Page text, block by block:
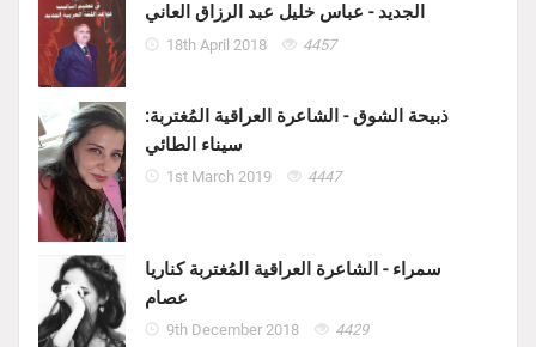
الجديد - عباس خليل عبد الرزاق العاني
18th April 2018 4457
ذبيحة الشوق - الشاعرة العراقية المُغتربة:
سيناء الطائي
1st March 2019 4447
سمراء - الشاعرة العراقية المُغتربة كناريا
عصام
9th December 2018 4429